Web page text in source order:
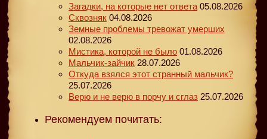
Загадки, на которые нет ответа 05.08.2026
Сквозняк 04.08.2026
Земные проблемы тревожат умерших
02.08.2026
Мистика, которой не было 01.08.2026
Мальчик-зайчик 28.07.2026
Откуда взялся этот странный мальчик?
25.07.2026
Верю и не верю в порчу и сглаз 25.07.2026
Рекомендуем почитать: